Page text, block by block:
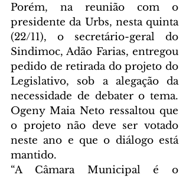
Porém, na reunião com o
presidente da Urbs, nesta quinta
(22/11), o secretário-geral do
Sindimoc, Adão Farias, entregou
pedido de retirada do projeto do
Legislativo, sob a alegação da
necessidade de debater o tema.
Ogeny Maia Neto ressaltou que
o projeto não deve ser votado
neste ano e que o diálogo está
mantido.
“A Câmara Municipal é o